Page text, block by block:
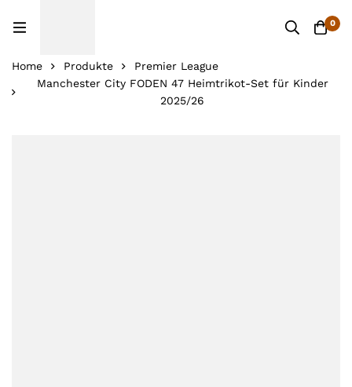
0
Home Produkte
Premier League
Manchester City FODEN 47 Heimtrikot-Set für Kinder
2025/26